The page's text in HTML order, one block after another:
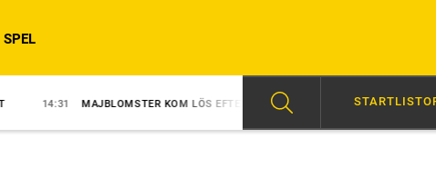
SPEL
MAJBLOMSTER KOM LÖS EFTER SEGERN 14:05 HAMBOT: SEX CHANSER